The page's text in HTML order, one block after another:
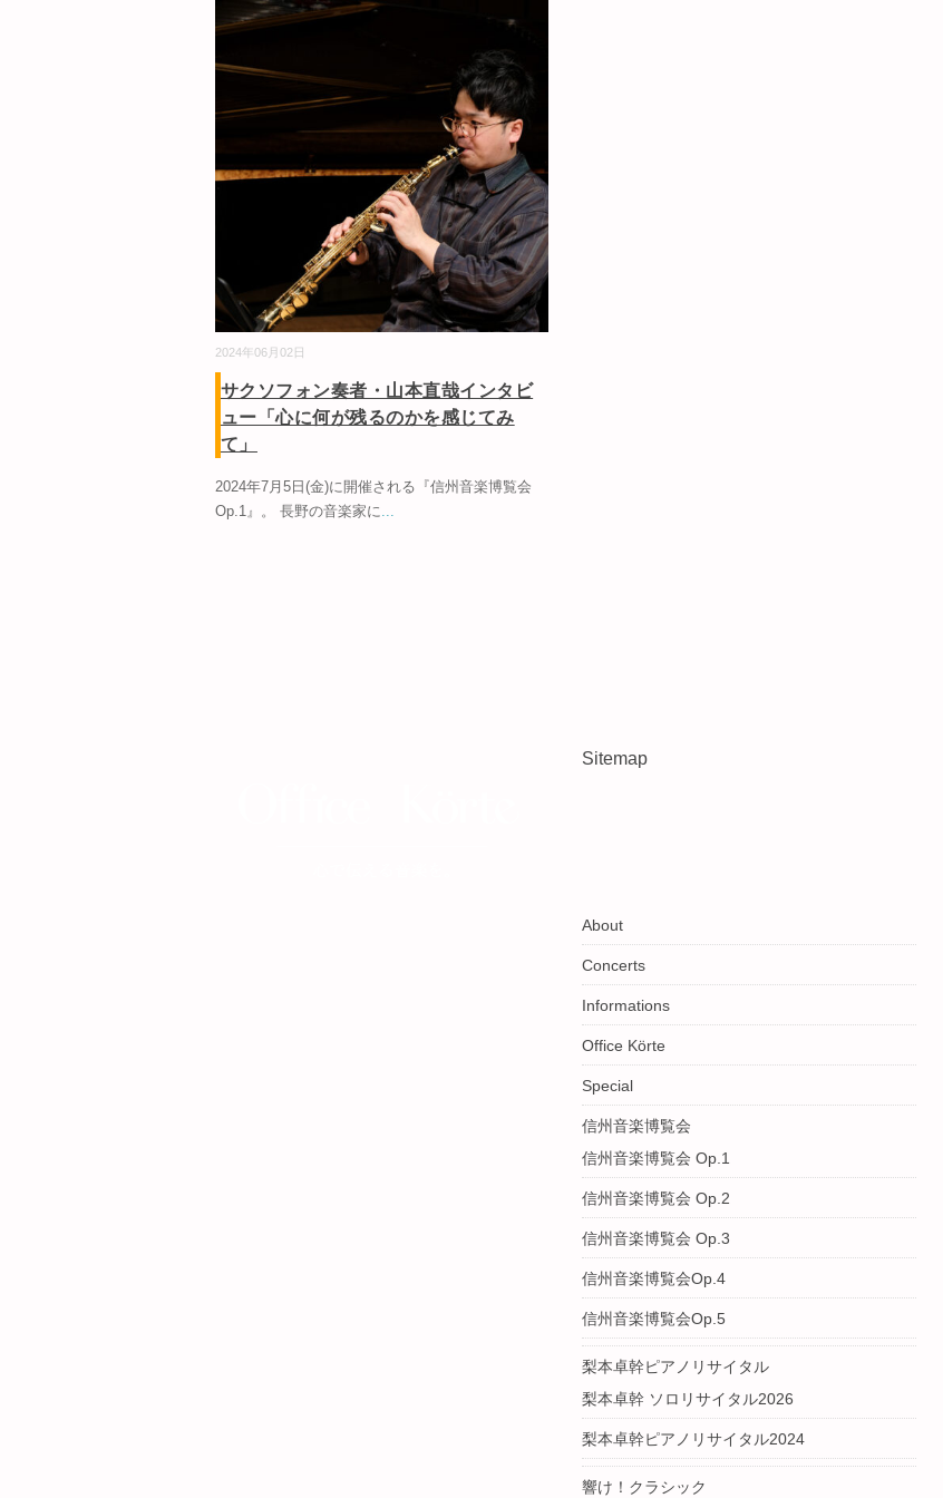
2024年06月02日
サクソフォン奏者・山本直哉インタビ
ュー「心に何が残るのかを感じてみ
て」
2024年7月5日(金)に開催される『信州音楽博覧会
Op.1』。 長野の音楽家に...
Sitemap
About
Concerts
Informations
Office Körte
Special
信州音楽博覧会
信州音楽博覧会 Op.1
信州音楽博覧会 Op.2
信州音楽博覧会 Op.3
信州音楽博覧会Op.4
信州音楽博覧会Op.5
梨本卓幹ピアノリサイタル
梨本卓幹 ソロリサイタル2026
梨本卓幹ピアノリサイタル2024
響け！クラシック